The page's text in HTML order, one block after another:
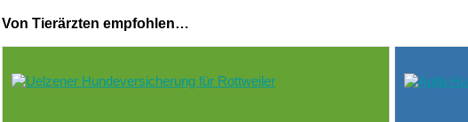
Von Tierärzten empfohlen…